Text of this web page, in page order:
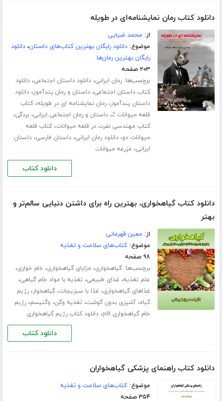
دانلود کتاب رمان نمایشنامه‌ای در طویله
از: محمد ضیایی
موضوع:دانلود رایگان بهترین کتاب‌های داستان،دانلود
رایگان بهترین رمان‌ها
۲۰۳ صفحه
برچسب‌ها:رمان ایرانی،دانلود داستان اجتماعی،دانلود
کتاب داستان اجتماعی،داستان و رمان پندآموز،دانلود
داستان پندآموز،رمان نمایشنامه ای در طویله،کتاب
قلعه حیوانات 2 ،داستان و رمان اجتماعی ایرانی،بردگی،
کتاب مهندسی نفرت در قلعه حیوانات،کتاب قلعه
حیوانات دو،دانلود رمان ایرانی،داستان فارسی،داستان
ایرانی، مزرعه حیوانات
دانلود کتاب
دانلود کتاب گیاهخواری، بهترین راه برای داشتن دنیایی سالم‌تر و
بهتر
از: معین قهرمانی
موضوع:کتاب‌های سلامت و تغذیه
۹۸ صفحه
برچسب‌ها:گیاهخواری، مزایای گیاهخواری، خام خواری،
علم تغذیه، غذای طبیعی، تغذیه با مواد خام گیاهی،
غذاهای گیاهخواری، غذا با سبزیجات،گیاهخوار،رژیم
گیاه،آشپزی بدون گوشت، تغذیه وگن، وگنیسم،رژیم
خام گیاهخواری pdf
،دانلود کتاب رژیم گیاهخواری
دانلود کتاب
دانلود کتاب راهنمای پزشکی گیاهخواران
موضوع:کتاب‌های سلامت و تغذیه
۳۵۴ صفحه